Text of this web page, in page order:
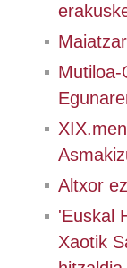
Mutiloa-
Altxor
'Euskal
Xaotik